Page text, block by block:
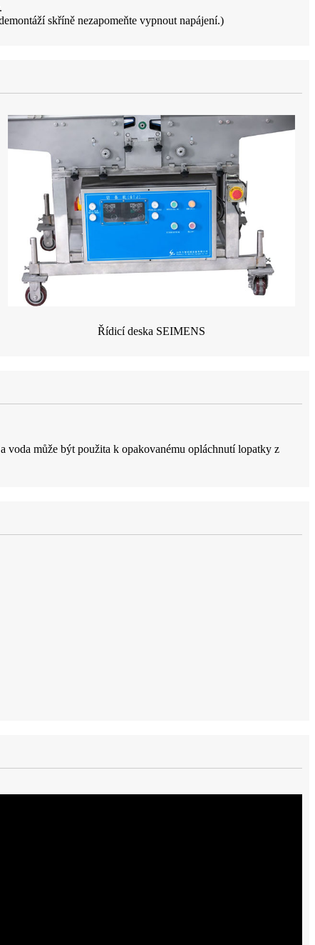
skříně nezapomeňte vypnout napájení.)
Řídicí deska SEIMENS
voda může být použita k opakovanému opláchnutí lopatky z